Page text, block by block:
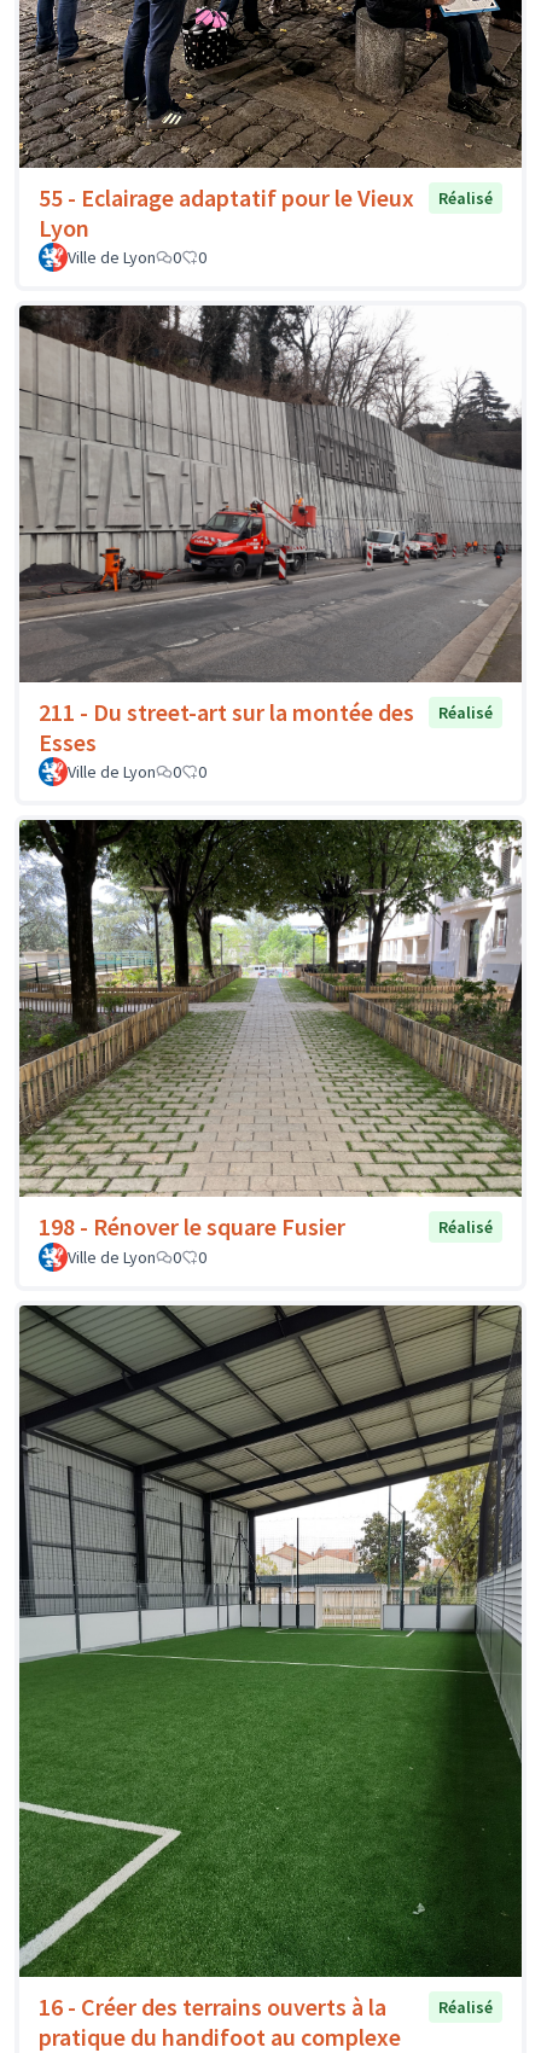
55 - Eclairage adaptatif pour le Vieux
Lyon
Réalisé
Ville de Lyon 0 0
211 - Du street-art sur la montée des
Esses
Réalisé
Ville de Lyon 0 0
198 - Rénover le square Fusier
Réalisé
Ville de Lyon
0 0
16 - Créer des terrains ouverts à la
pratique du handifoot au complexe
Réalisé